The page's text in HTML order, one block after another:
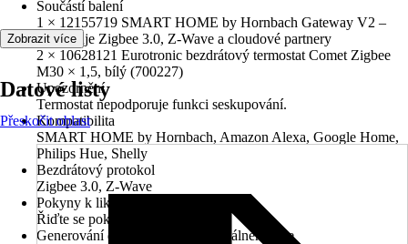
Součástí balení
1 × 12155719 SMART HOME by Hornbach Gateway V2 –
podporuje Zigbee 3.0, Z-Wave a cloudové partnery
2 × 10628121 Eurotronic bezdrátový termostat Comet Zigbee
M30 × 1,5, bílý (700227)
Upozornění
Termostat nepodporuje funkci seskupování.
Kompatibilita
SMART HOME by Hornbach, Amazon Alexa, Google Home,
Philips Hue, Shelly
Bezdrátový protokol
Zigbee 3.0, Z-Wave
Pokyny k likvidaci
Řiďte se pokyny pro likvidaci
Generování dat kontinuálně a v reálném čase
Zobrazit více
Datové listy
Přeskočit oblast